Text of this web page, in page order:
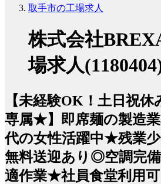
取手市の工場求人
株式会社
場求人
【未経験OK！土日祝
専属★】即席麺の製造業
代の女性活躍中★残業
無料送迎あり◎空調完
適作業★社員食堂利用